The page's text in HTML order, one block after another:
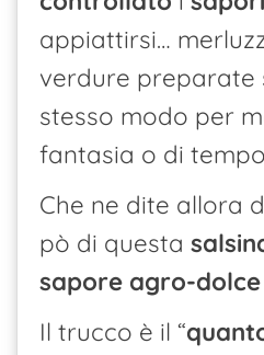
appiattirsi…
verdure preparate
stesso modo per
fantasia o di
Che ne dite allora
pò di questa
sapore agro-dolce
Il trucco è il “